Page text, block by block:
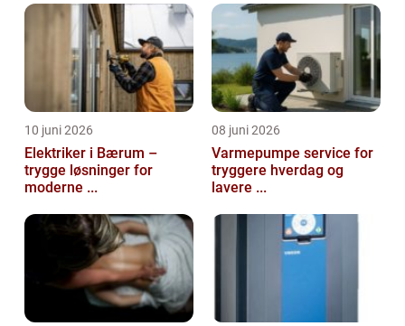
10 juni 2026
Elektriker i Bærum –
trygge løsninger for
moderne ...
08 juni 2026
Varmepumpe service for
tryggere hverdag og
lavere ...